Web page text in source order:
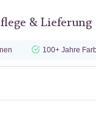
& Lieferung
100+ Jahre